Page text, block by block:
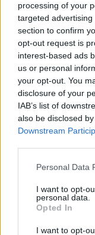
processing of your
targeted
section to confirm
opt-out request is
interest-based ads
us or personal
your opt-out. You
disclosure of your
IAB’s list of
also be disclosed
Downstream
Please note that
not limited to your
grant or deny
use your data for
consent section.
Personal Data
I want to opt-
personal data.
Opted In
I want to opt-
Καιρός: Στα
Επικίνδυνο
08.08.2026